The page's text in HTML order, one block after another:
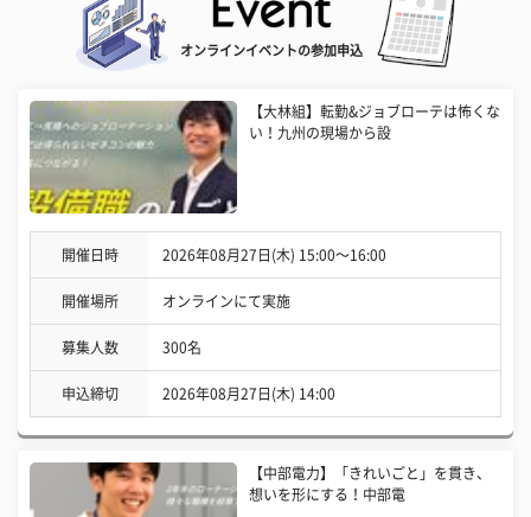
オンラインイベントの参加申込
【大林組】転勤&ジョブローテは怖くな
い！九州の現場から設
開催日時 2026年08月27日(木) 15:00〜16:00
開催場所 オンラインにて実施
募集人数 300名
申込締切 2026年08月27日(木) 14:00
【中部電力】「きれいごと」を貫き、
想いを形にする！中部電